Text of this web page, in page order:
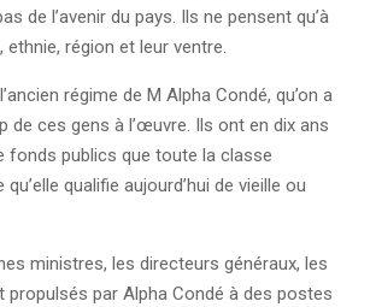
de l’avenir du pays. Ils ne pensent qu’à
ethnie, région et leur ventre.
régime de M Alpha Condé, qu’on a
de ces gens à l’œuvre. Ils ont en dix ans
fonds publics que toute la classe
qualifie aujourd’hui de vieille ou
ministres, les directeurs généraux, les
propulsés par Alpha Condé à des postes